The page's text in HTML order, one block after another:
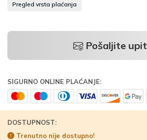
Pregled vrsta plaćanja
Pošaljite upit
SIGURNO ONLINE PLAĆANJE:
DOSTUPNOST:
Trenutno nije dostupno!